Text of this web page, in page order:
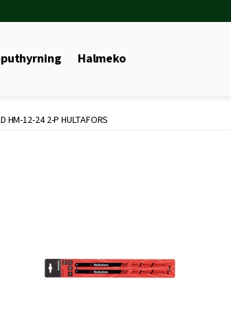
Halmeko
HM-12-24 2-P HULTAFORS